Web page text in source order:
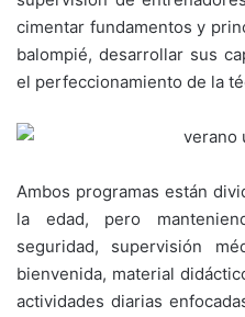
cimentar fundamentos y
balompié, desarrollar sus
el perfeccionamiento de la
Ambos programas están
la edad, pero
seguridad, supervisión
bienvenida, material
actividades diarias